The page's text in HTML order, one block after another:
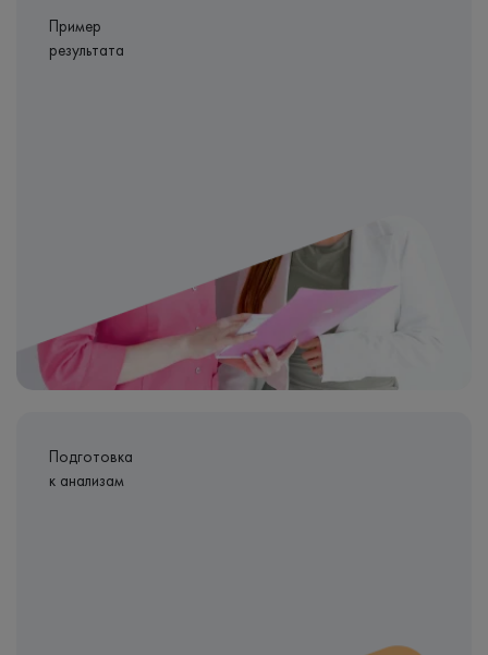
Пример
результата
Подготовка
к анализам